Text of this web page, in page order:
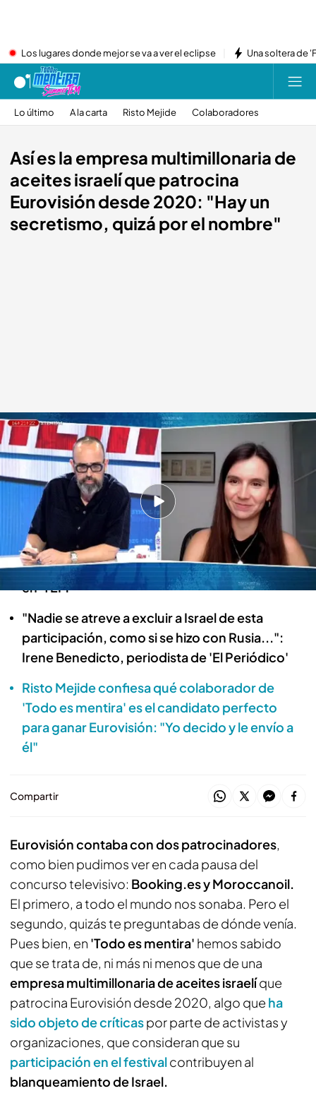
Los lugares donde mejor se va a ver el eclipse Una soltera de
Lo último A la carta Risto Mejide Colaboradores
Así es la empresa multimillonaria de
aceites israelí que patrocina
Eurovisión desde 2020: "Hay un
secretismo, quizá por el nombre"
Así es la empresa multimillonaria de aceites israelí que patrocina
Eurovisión . cuatro.com
Pedro Jiménez
19 MAY 2025 - 17:05h.
Una empresa de aceites israelí patrocina
Eurovisión desde 2020, ¿cuánto poder tiene
sobre el festival? Preguntamos a una experta
en 'TEM'
"Nadie se atreve a excluir a Israel de esta
participación, como si se hizo con Rusia...":
Irene Benedicto, periodista de 'El Periódico'
Risto Mejide confiesa qué colaborador de
'Todo es mentira' es el candidato perfecto
para ganar Eurovisión: "Yo decido y le envío a
él"
Compartir
Eurovisión contaba con dos patrocinadores,
como bien pudimos ver en cada pausa del
concurso televisivo: Booking.es y Moroccanoil.
El primero, a todo el mundo nos sonaba. Pero el
segundo, quizás te preguntabas de dónde venía.
Pues bien, en 'Todo es mentira' hemos sabido
que se trata de, ni más ni menos que de una
empresa multimillonaria de aceites israelíque
patrocina Eurovisión desde 2020, algo que ha
sido objeto de críticaspor parte de activistas y
organizaciones, que consideran que su
participación en el festivalcontribuyen al
blanqueamiento de Israel.